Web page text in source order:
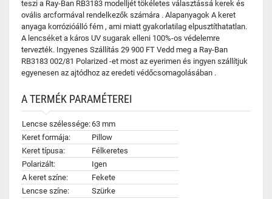
teszi a Ray-Ban RB3183 modelljét tökéletes választássá kerek és
ovális arcformával rendelkezők számára . Alapanyagok A keret
anyaga korrózióálló fém , ami miatt gyakorlatilag elpusztíthatatlan.
A lencséket a káros UV sugarak elleni 100%-os védelemre
tervezték. Ingyenes Szállítás 29 900 FT Vedd meg a Ray-Ban
RB3183 002/81 Polarized -et most az eyerimen és ingyen szállítjuk
egyenesen az ajtódhoz az eredeti védőcsomagolásában .
A TERMÉK PARAMÉTEREI
Lencse szélessége:63 mm
Keret formája:
Pillow
Keret típusa:
Félkeretes
Polarizált:
Igen
A keret színe:
Fekete
Lencse színe:
Szürke